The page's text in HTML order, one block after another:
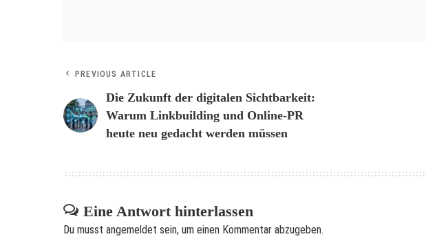
PREVIOUS ARTICLE
Die Zukunft der digitalen Sichtbarkeit:
Warum Linkbuilding und Online-PR
heute neu gedacht werden müssen
Eine Antwort hinterlassen
Du musst angemeldet sein, um einen Kommentar abzugeben.